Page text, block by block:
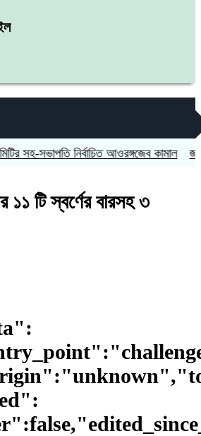
নির্বাচিত আওরঙ্গজেব কামাল
১১ টি স্বর্ণের বারসহ ৩